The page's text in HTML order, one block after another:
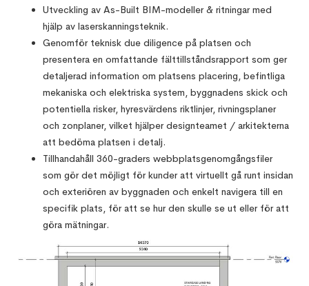
Utveckling av As-Built BIM-modeller & ritningar med
hjälp av laserskanningsteknik.
Genomför teknisk due diligence på platsen och
presentera en omfattande fälttillståndsrapport som ger
detaljerad information om platsens placering, befintliga
mekaniska och elektriska system, byggnadens skick och
potentiella risker, hyresvärdens riktlinjer, rivningsplaner
och zonplaner, vilket hjälper designteamet / arkitekterna
att bedöma platsen i detalj.
Tillhandahåll 360-graders webbplatsgenomgångsfiler
som gör det möjligt för kunder att virtuellt gå runt insidan
och exteriören av byggnaden och enkelt navigera till en
specifik plats, för att se hur den skulle se ut eller för att
göra mätningar.